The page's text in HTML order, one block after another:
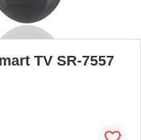
TV SR-7557